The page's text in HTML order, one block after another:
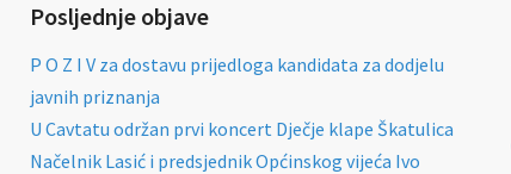
Posljednje objave
P O Z I V za dostavu prijedloga kandidata za dodjelu
javnih priznanja
U Cavtatu održan prvi koncert Dječje klape Škatulica
Načelnik Lasić i predsjednik Općinskog vijeća Ivo